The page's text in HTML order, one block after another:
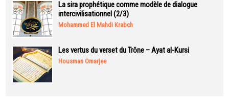
La sira prophétique comme modèle de dialogue
intercivilisationnel (2/3)
Mohammed El Mahdi Krabch
Les vertus du verset du Trône – Ayat al-Kursi
Housman Omarjee